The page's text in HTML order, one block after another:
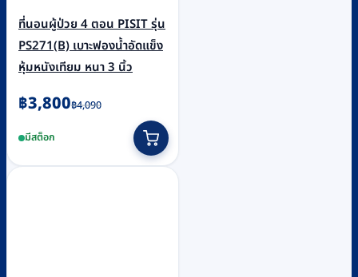
ที่นอนผู้ป่วย 4 ตอน PISIT รุ่น
PS271(B) เบาะฟองน้ำอัดแข็ง
หุ้มหนังเทียม หนา 3 นิ้ว
฿4,090
Original
was:
฿4,090.
฿3,800
Current
is:
฿3,800.
มีสต็อก